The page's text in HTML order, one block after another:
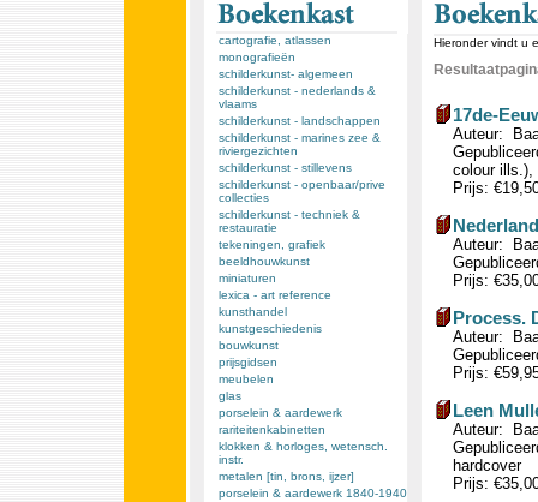
cartografie, atlassen
monografieën
schilderkunst- algemeen
schilderkunst - nederlands &
vlaams
schilderkunst - landschappen
schilderkunst - marines zee &
riviergezichten
schilderkunst - stillevens
schilderkunst - openbaar/prive
collecties
schilderkunst - techniek &
restauratie
tekeningen, grafiek
beeldhouwkunst
miniaturen
lexica - art reference
kunsthandel
kunstgeschiedenis
bouwkunst
prijsgidsen
meubelen
glas
porselein & aardewerk
rariteitenkabinetten
klokken & horloges, wetensch.
instr.
metalen [tin, brons, ijzer]
porselein & aardewerk 1840-1940
Hieronder vindt u
17de-
Auteur:
colour ills.),
Prijs:
Auteur:
Prijs:
Process.
Auteur:
Prijs:
Leen
Auteur:
hardcover
Prijs: